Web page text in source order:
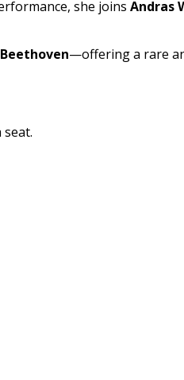
she joins Andras
—offering a rare